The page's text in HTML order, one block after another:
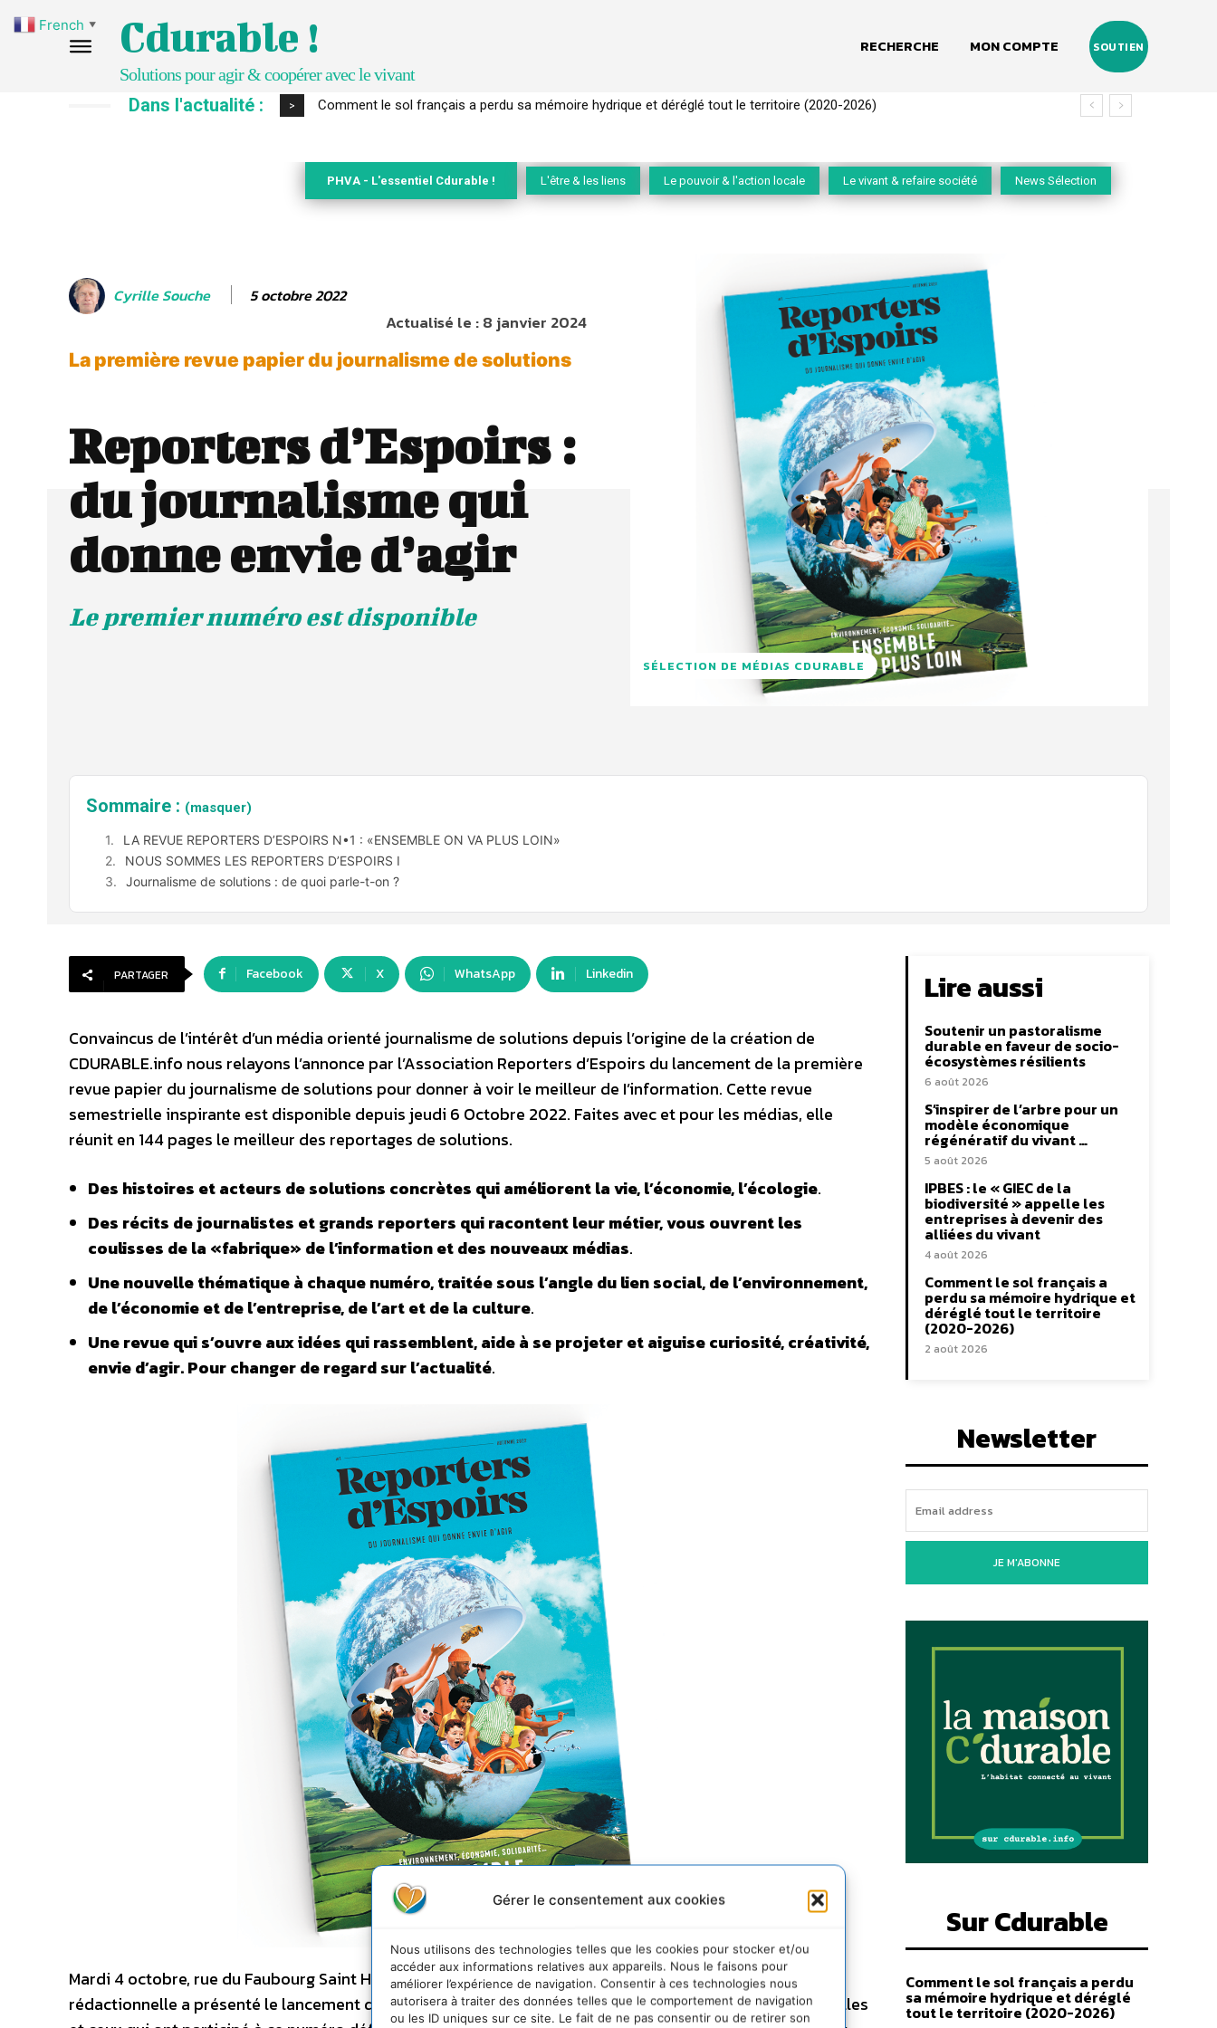
Gérer le consentement aux cookies
Nous utilisons des technologies telles que les cookies pour stocker et/ou
accéder aux informations relatives aux appareils. Nous le faisons pour
améliorer l’expérience de navigation. Consentir à ces technologies nous
autorisera à traiter des données telles que le comportement de navigation
ou les ID uniques sur ce site. Le fait de ne pas consentir ou de retirer son
Cdurable !
Solutions pour agir & coopérer avec le vivant
RECHERCHE MON COMPTE SOUTIEN
Dans l'actualité : > Développer notre attention aux espèces vivantes non humaines avec les communs de Zoepolis
PHVA - L'essentiel Cdurable ! L'être & les liens Le pouvoir & l'action locale Le vivant & refaire société News Sélection
Cyrille Souche 5 octobre 2022
Actualisé le :8 janvier 2024
La première revue papier du journalisme de solutions
Reporters d’Espoirs :
du journalisme qui
donne envie d’agir
Le premier numéro est disponible
SÉLECTION DE MÉDIAS CDURABLE
Sommaire : (masquer)
LA REVUE REPORTERS D’ESPOIRS N•1 : «ENSEMBLE ON VA PLUS LOIN»
NOUS SOMMES LES REPORTERS D’ESPOIRS I
Journalisme de solutions : de quoi parle-t-on ?
PARTAGER Facebook X WhatsApp Linkedin
Convaincus de l’intérêt d’un média orienté journalisme de solutions depuis l’origine de la création de
CDURABLE.info nous relayons l’annonce par l’Association Reporters d’Espoirs du lancement de la première
revue papier du journalisme de solutions pour donner à voir le meilleur de I’information. Cette revue
semestrielle inspirante est disponible depuis jeudi 6 Octobre 2022. Faites avec et pour les médias, elle
réunit en 144 pages le meilleur des reportages de solutions.
Des histoires et acteurs de solutions concrètes qui améliorent la vie, l’économie, l’écologie.
Des récits de journalistes et grands reporters qui racontent leur métier, vous ouvrent les
coulisses de la «fabrique» de l’information et des nouveaux médias.
Une nouvelle thématique à chaque numéro, traitée sous l’angle du lien social, de l’environnement,
de l’économie et de l’entreprise, de l’art et de la culture.
Une revue qui s’ouvre aux idées qui rassemblent, aide à se projeter et aiguise curiosité, créativité,
envie d’agir. Pour changer de regard sur l’actualité.
Mardi 4 octobre, rue du Faubourg Saint Honoré à Paris. C’est depuis les salons de WE ARE que l’équipe
rédactionnelle a présenté le lancement de ce premier numéro. Devant une assemblée de journalistes, celles
Lire aussi
Soutenir un pastoralisme
durable en faveur de socio-
écosystèmes résilients
6 août 2026
S’inspirer de l’arbre pour un
modèle économique
régénératif du vivant …
5 août 2026
IPBES : le « GIEC de la
biodiversité » appelle les
entreprises à devenir des
alliées du vivant
4 août 2026
Comment le sol français a
perdu sa mémoire hydrique et
déréglé tout le territoire
(2020-2026)
2 août 2026
Newsletter
JE M'ABONNE
Sur Cdurable
Comment le sol français a perdu
sa mémoire hydrique et déréglé
tout le territoire (2020-2026)
French ▼